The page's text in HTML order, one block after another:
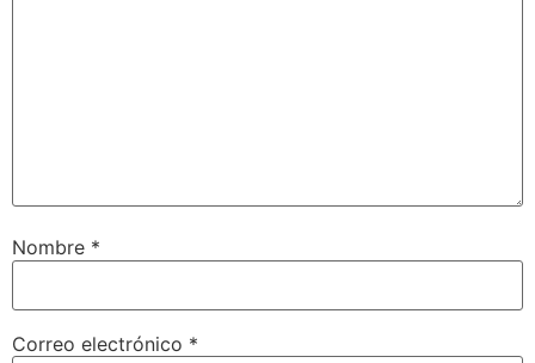
Nombre *
Correo electrónico *